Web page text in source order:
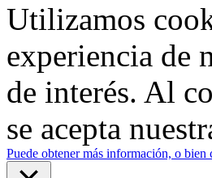
Utilizamos
experiencia de
de interés. Al
se acepta
Puede obtener más información, o